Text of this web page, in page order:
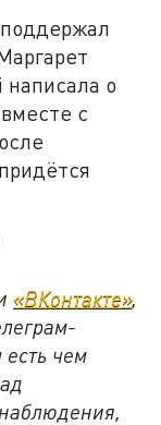
написала о
с
«ВКонтакте»,
чем